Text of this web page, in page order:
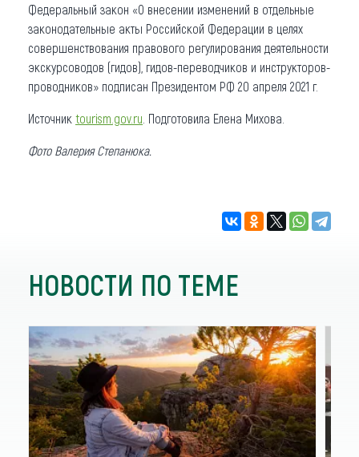
Федеральный закон «О внесении изменений в отдельные
законодательные акты Российской Федерации в целях
совершенствования правового регулирования деятельности
экскурсоводов (гидов), гидов-переводчиков и инструкторов-
проводников» подписан Президентом РФ 20 апреля 2021 г.
Источник tourism.gov.ru . Подготовила Елена Михова.
Фото Валерия Степанюка.
НОВОСТИ ПО ТЕМЕ